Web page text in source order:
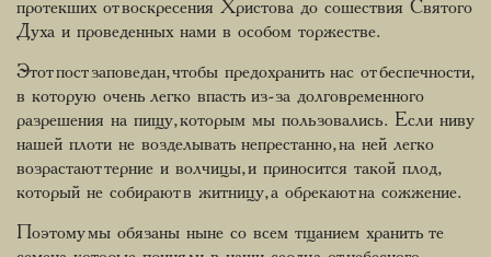
протекших от воскресения Христова до сошествия Святого
Духа и проведенных нами в особом торжестве.
Этот пост заповедан, чтобы предохранить нас от беспечности,
в которую очень легко впасть из-за долговременного
разрешения на пищу, которым мы пользовались. Если ниву
нашей плоти не возделывать непрестанно, на ней легко
возрастают терние и волчицы, и приносится такой плод,
который не собирают в житницу, а обрекают на сожжение.
Поэтому мы обязаны ныне со всем тщанием хранить те